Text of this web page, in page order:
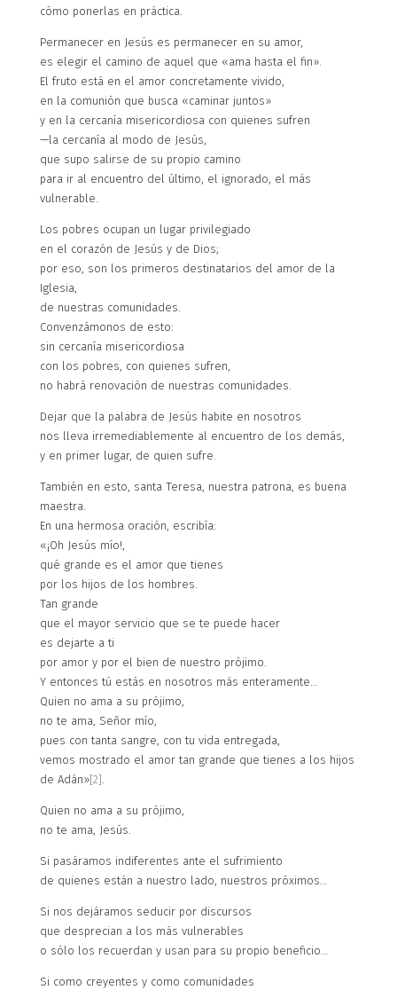
cómo ponerlas en práctica.
Permanecer en Jesús es permanecer en su amor,
es elegir el camino de aquel que «ama hasta el fin».
El fruto está en el amor concretamente vivido,
en la comunión que busca «caminar juntos»
y en la cercanía misericordiosa con quienes sufren
—la cercanía al modo de Jesús,
que supo salirse de su propio camino
para ir al encuentro del último, el ignorado, el más
vulnerable.
Los pobres ocupan un lugar privilegiado
en el corazón de Jesús y de Dios;
por eso, son los primeros destinatarios del amor de la
Iglesia,
de nuestras comunidades.
Convenzámonos de esto:
sin cercanía misericordiosa
con los pobres, con quienes sufren,
no habrá renovación de nuestras comunidades.
Dejar que la palabra de Jesús habite en nosotros
nos lleva irremediablemente al encuentro de los demás,
y en primer lugar, de quien sufre.
También en esto, santa Teresa, nuestra patrona, es buena
maestra.
En una hermosa oración, escribía:
«¡Oh Jesús mío!,
qué grande es el amor que tienes
por los hijos de los hombres.
Tan grande
que el mayor servicio que se te puede hacer
es dejarte a ti
por amor y por el bien de nuestro prójimo.
Y entonces tú estás en nosotros más enteramente…
Quien no ama a su prójimo,
no te ama, Señor mío,
pues con tanta sangre, con tu vida entregada,
vemos mostrado el amor tan grande que tienes a los hijos
de Adán»[2]
Quien no ama a su prójimo,
no te ama, Jesús.
Si pasáramos indiferentes ante el sufrimiento
de quienes están a nuestro lado, nuestros próximos…
Si nos dejáramos seducir por discursos
que desprecian a los más vulnerables
o sólo los recuerdan y usan para su propio beneficio…
Si como creyentes y como comunidades